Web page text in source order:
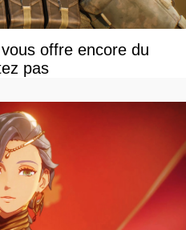
offre encore du
pas